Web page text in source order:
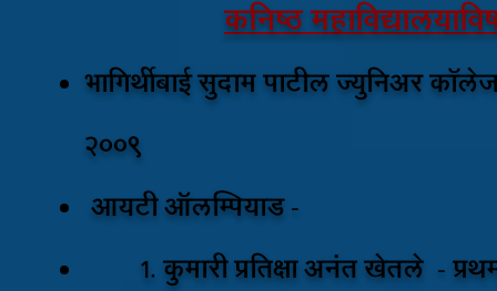
कनिष्ठ
भागिर्थीबाई सुदाम पाटील ज्युनिअर
2009
आयटी ऑलम्पियाड -
१. कुमारी प्रतिक्षा अनंत खेतले -